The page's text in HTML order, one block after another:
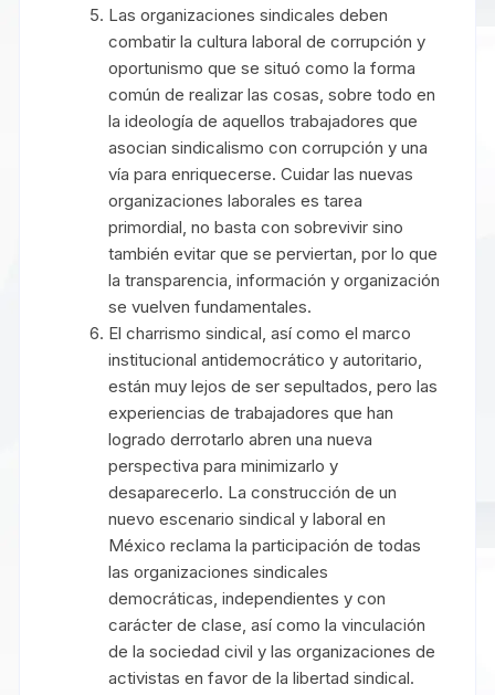
Las organizaciones sindicales deben
combatir la cultura laboral de corrupción y
oportunismo que se situó como la forma
común de realizar las cosas, sobre todo en
la ideología de aquellos trabajadores que
asocian sindicalismo con corrupción y una
vía para enriquecerse. Cuidar las nuevas
organizaciones laborales es tarea
primordial, no basta con sobrevivir sino
también evitar que se perviertan, por lo que
la transparencia, información y organización
se vuelven fundamentales.
El charrismo sindical, así como el marco
institucional antidemocrático y autoritario,
están muy lejos de ser sepultados, pero las
experiencias de trabajadores que han
logrado derrotarlo abren una nueva
perspectiva para minimizarlo y
desaparecerlo. La construcción de un
nuevo escenario sindical y laboral en
México reclama la participación de todas
las organizaciones sindicales
democráticas, independientes y con
carácter de clase, así como la vinculación
de la sociedad civil y las organizaciones de
activistas en favor de la libertad sindical.